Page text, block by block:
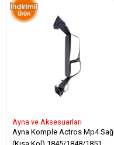
Ayna ve Aksesuarları
Ayna Komple Actros Mp4 Sağ